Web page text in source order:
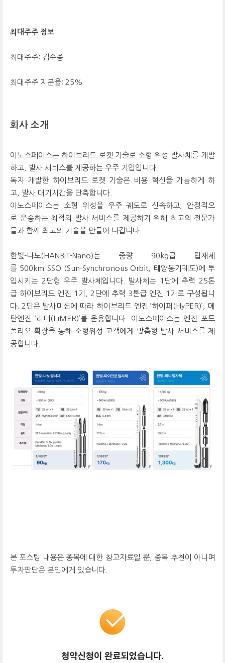
최대주주 정보
최대주주: 김수종
최대주주 지분율: 25%
회사 소개
이노스페이스는 하이브리드 로켓 기술로 소형 위성 발사체를 개발
하고, 발사 서비스를 제공하는 우주 기업입니다.
독자 개발한 하이브리드 로켓 기술은 비용 혁신을 가능하게 하
고, 발사 대기시간을 단축합니다.
이노스페이스는 소형 위성을 우주 궤도로 신속하고, 안정적으
로 운송하는 최적의 발사 서비스를 제공하기 위해 최고의 전문가
들과 함께 최고의 기술을 만들어 나갑니다.
한빛-나노(HANBIT-Nano)는 중량 90kg급 탑재체
를 500km SSO (Sun-Synchronous Orbit, 태양동기궤도)에 투
입시키는 2단형 우주 발사체입니다. 발사체는 1단에 추력 25톤
급 하이브리드 엔진 1기, 2단에 추력 3톤급 엔진 1기로 구성됩니
다. 2단은 발사미션에 따라 하이브리드 엔진 ‘하이퍼(HyPER)’, 메
탄엔진 ‘리머(LiMER)’를 운용합니다. 이노스페이스는 엔진 포트
폴리오 확장을 통해 소형위성 고객에게 맞춤형 발사 서비스를 제
공합니다.
본 포스팅 내용은 종목에 대한 참고자료일 뿐, 종목 추천이 아니며
투자판단은 본인에게 있습니다.